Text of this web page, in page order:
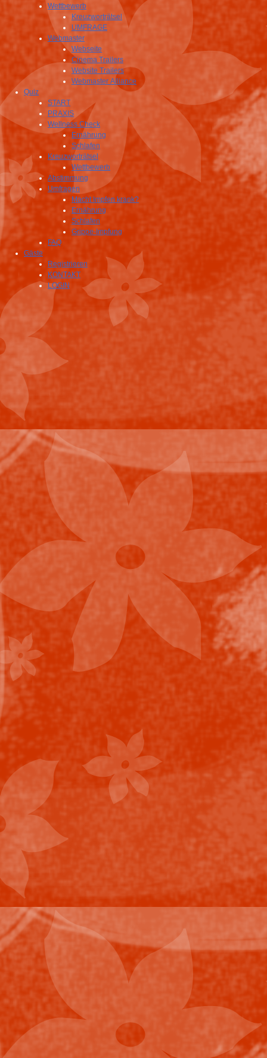
Wettbewerb
Kreuzworträtsel
UMFRAGE
Webmaster
Webseite
Cinema Trailers
Website Trailers
Webmaster Alliance
Quiz
START
PRAXIS
Wellness Check
Ernährung
Schlafen
Kreuzworträtsel
Wettbewerb
Abstimmung
Umfragen
Macht Impfen krank?
Ernährung
Schlafen
Grippe-Impfung
FAQ
Gäste
Registrieren
KONTAKT
LOGIN